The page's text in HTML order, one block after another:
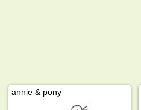
annie & pony